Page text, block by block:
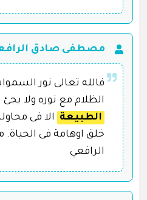
مصطفى صادق
فالله تعالى نور
الظلام مع نوره ولا
الطبيعة
الا فى
خلق اوهامة فى
الرافعي